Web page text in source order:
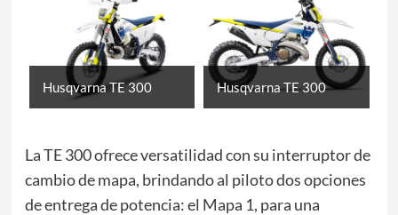
Husqvarna TE 300 Husqvarna TE 300
La TE 300 ofrece versatilidad con su interruptor de
cambio de mapa, brindando al piloto dos opciones
de entrega de potencia: el Mapa 1, para una